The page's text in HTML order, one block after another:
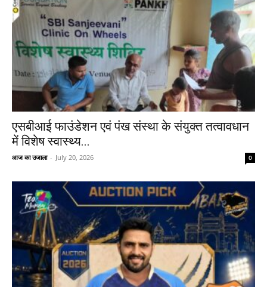
एसबीआई फाउंडेशन एवं पंख संस्था के संयुक्त तत्वावधान
में विशेष स्वास्थ्य...
आज का उजाला - July 20, 2026 0